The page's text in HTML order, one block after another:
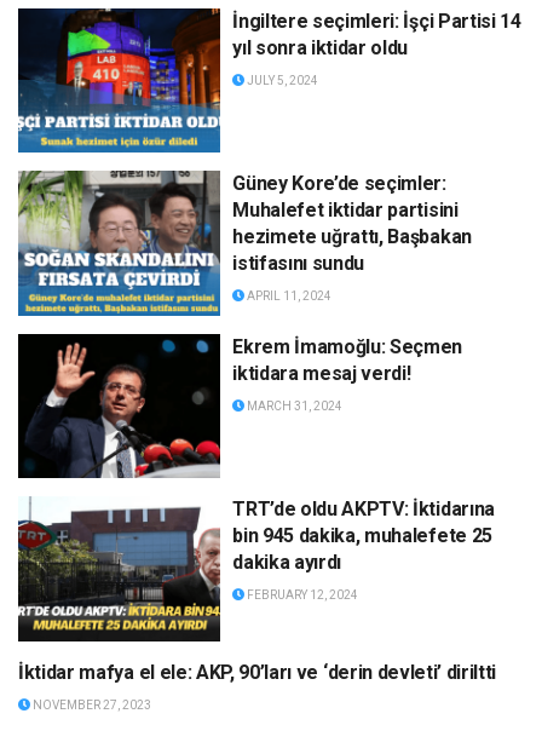
İngiltere seçimleri: İşçi Partisi 14
yıl sonra iktidar oldu
JULY 5, 2024
Güney Kore’de seçimler:
Muhalefet iktidar partisini
hezimete uğrattı, Başbakan
istifasını sundu
APRIL 11, 2024
Ekrem İmamoğlu: Seçmen
iktidara mesaj verdi!
MARCH 31, 2024
TRT’de oldu AKPTV: İktidarına
bin 945 dakika, muhalefete 25
dakika ayırdı
FEBRUARY 12, 2024
İktidar mafya el ele: AKP, 90’ları ve ‘derin devleti’ diriltti
NOVEMBER 27, 2023